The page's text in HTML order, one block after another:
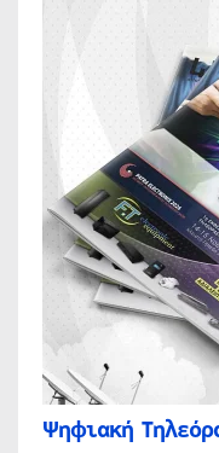
Ψηφιακή